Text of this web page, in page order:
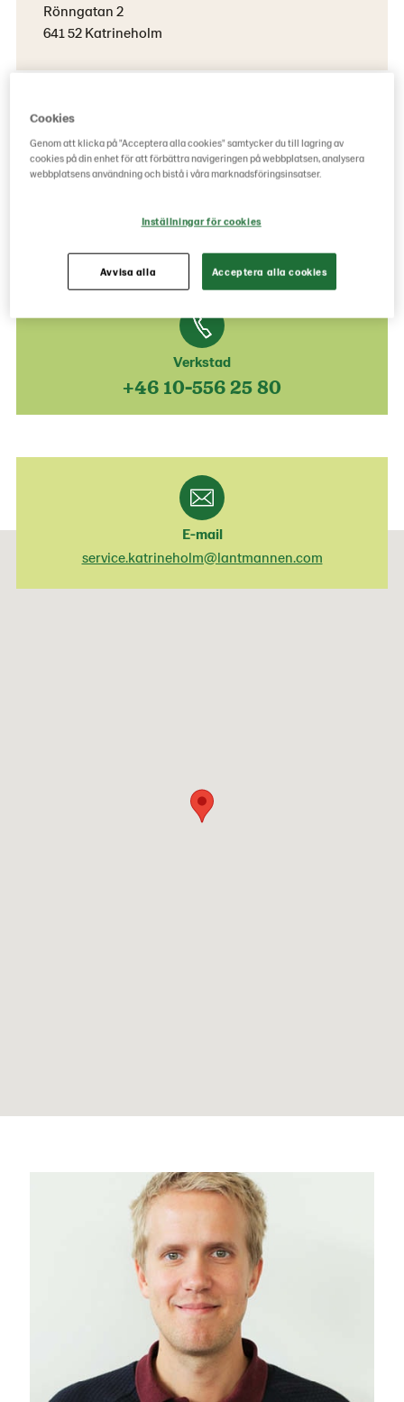
Rönngatan 2
641 52 Katrineholm
+46 10-556 25 70
Verkstad
+46 10-556 25 80
E-mail
service.katrineholm@lantmannen.com
Cookies
Genom att klicka på "Acceptera alla cookies" samtycker du till lagring av
cookies på din enhet för att förbättra navigeringen på webbplatsen, analysera
webbplatsens användning och bistå i våra marknadsföringsinsatser.
Inställningar för cookies
Avvisa alla Acceptera alla cookies